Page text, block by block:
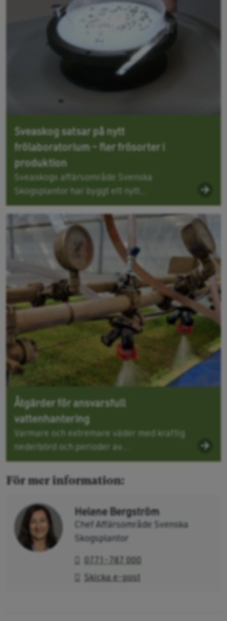
Sveaskog satsar på nytt
frölaboratorium – fler frösorter i
produktion
Sveaskogs affärsområde Svenska
Skogsplantor har byggt ett nytt...
Åtgärder för ansvarsfull
vattenhantering
Varmare och extremare väder med kraftig
nederbörd och perioder av...
För mer information:
Helene Bergström
Chef Affärsområde Svenska
Skogsplantor
0771-787 000
Skicka e-post